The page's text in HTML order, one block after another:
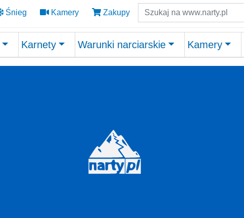
Śnieg Kamery Zakupy Szukaj
Karnety Warunki narciarskie Kamery